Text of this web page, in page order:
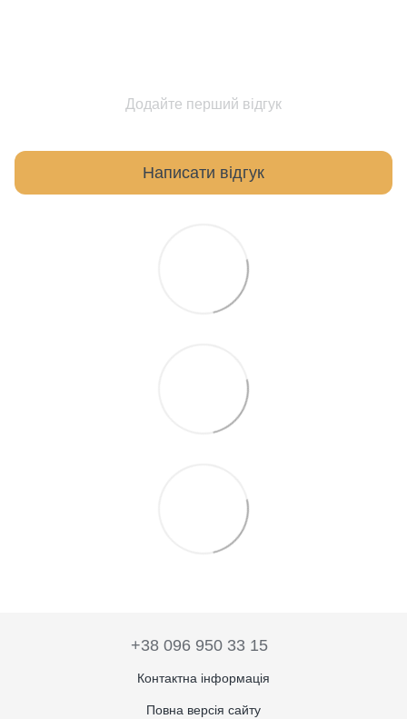
Додайте перший відгук
Написати відгук
+38 096 950 33 15
Контактна інформація
Повна версія сайту